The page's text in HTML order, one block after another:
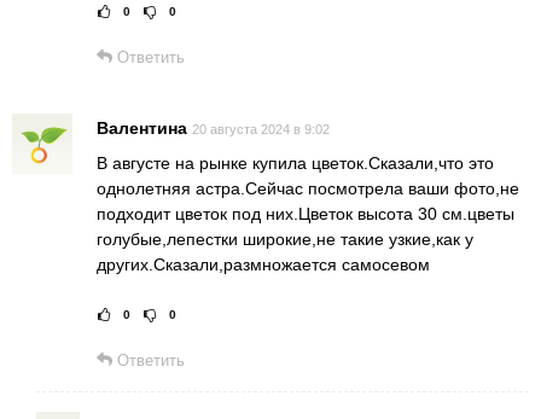
Рейтинг статьи:
0 0
Ответить
Валентина 20 августа 2024 в 9:02
В августе на рынке купила цветок.Сказали,что это
однолетняя астра.Сейчас посмотрела ваши фото,не
подходит цветок под них.Цветок высота 30 см.цветы
голубые,лепестки широкие,не такие узкие,как у
других.Сказали,размножается самосевом
Рейтинг статьи:
0 0
Ответить